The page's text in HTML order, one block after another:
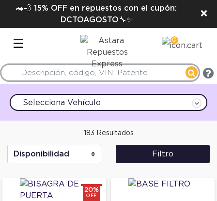
🚗💨 15% OFF en repuestos con el cupón:
DCTOAGOSTO🔧✨
×
☰ 0
Selecciona Vehículo
183 Resultados
Filtro
20%
OFF